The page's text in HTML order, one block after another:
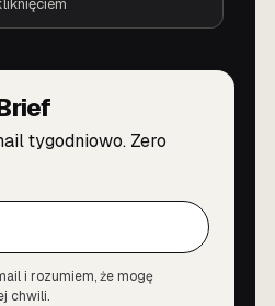
tygodniowo. Zero
i rozumiem, że mogę
chwili.